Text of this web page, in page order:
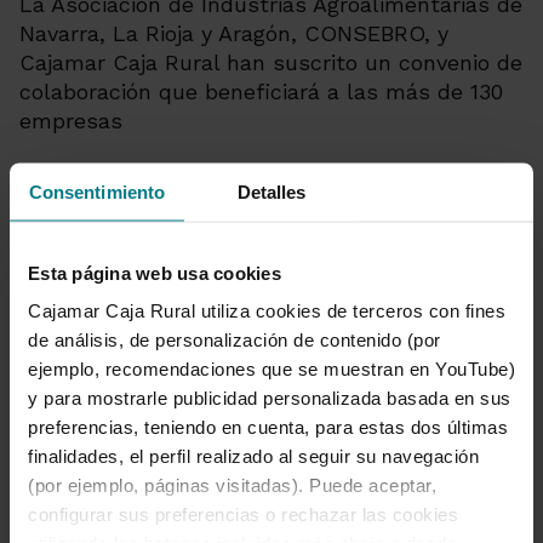
Consentimiento Detalles
Esta página web usa cookies
Cajamar Caja Rural utiliza cookies de terceros con fines
de análisis, de personalización de contenido (por
ejemplo, recomendaciones que se muestran en YouTube)
y para mostrarle publicidad personalizada basada en sus
preferencias, teniendo en cuenta, para estas dos últimas
finalidades, el perfil realizado al seguir su navegación
(por ejemplo, páginas visitadas). Puede aceptar,
configurar sus preferencias o rechazar las cookies
Navarra, La Rioja y Aragón, CONSEBRO, y
Cajamar Caja Rural han suscrito un convenio de
colaboración que beneficiará a las más de 130
empresas
Cajamar para la asociación de
empresarios de Dolores
30 de abril de 2014
Cajamar Caja Rural y la Asociación de
Empresarios de Dolores (ASEMDOLORES) han
suscrito un acuerdo de colaboración para
impulsar la economía de este municipio
alicantino